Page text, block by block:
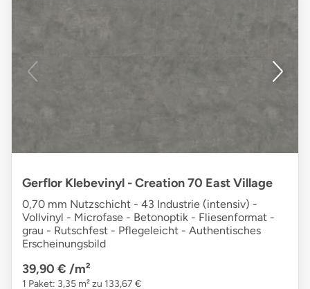
Gerflor Klebevinyl - Creation 70 East Village
0,70 mm Nutzschicht - 43 Industrie (intensiv) -
Vollvinyl - Microfase - Betonoptik - Fliesenformat -
grau - Rutschfest - Pflegeleicht - Authentisches
Erscheinungsbild
39,90 € /m²
1 Paket: 3,35 m² zu 133,67 €